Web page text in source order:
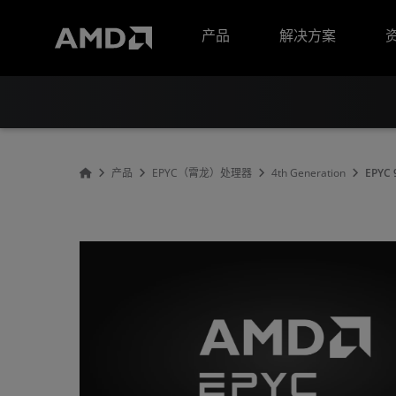
产品
解决方案
产品 EPYC（霄龙）处理器 4th Generation EPYC